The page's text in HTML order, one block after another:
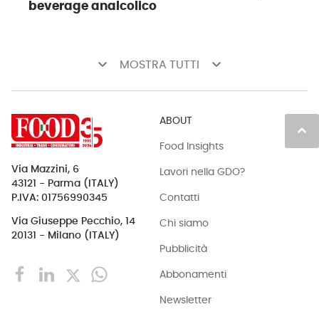
beverage analcolico
keyboard_arrow_down MOSTRA TUTTI keyboard_arrow_down
keyboard_arrow_up
Via Mazzini, 6
43121 - Parma (ITALY)
P.IVA: 01756990345
Via Giuseppe Pecchio, 14
20131 - Milano (ITALY)
ABOUT
Food Insights
Lavori nella GDO?
Contatti
Chi siamo
Pubblicità
Abbonamenti
Newsletter